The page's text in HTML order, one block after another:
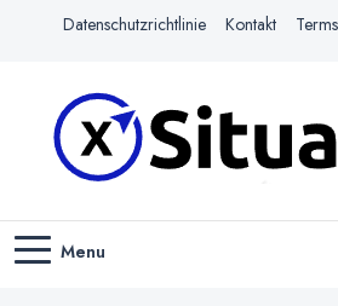
Datenschutzrichtlinie Kontakt
X-SITUATION
Menu